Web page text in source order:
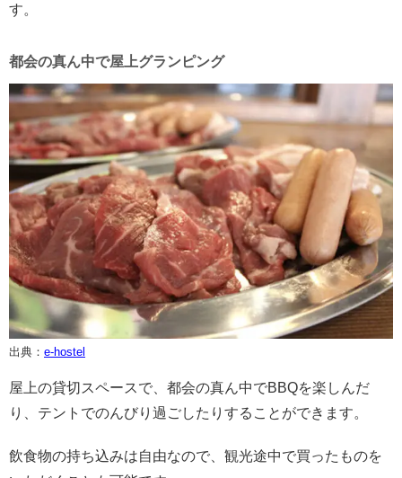
す。
都会の真ん中で屋上グランピング
出典： e-hostel
屋上の貸切スペースで、都会の真ん中でBBQを楽しんだ
り、テントでのんびり過ごしたりすることができます。
飲食物の持ち込みは自由なので、観光途中で買ったものを